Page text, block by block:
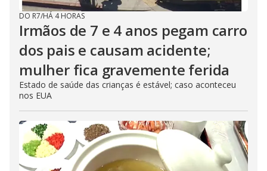
DO R7/HÁ 4 HORAS
Irmãos de 7 e 4 anos pegam carro
dos pais e causam acidente;
mulher fica gravemente ferida
Estado de saúde das crianças é estável; caso aconteceu
nos EUA